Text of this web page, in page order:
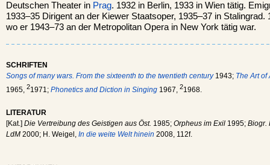
Deutschen Theater in Prag. 1932 in Berlin, 1933 in Wien tätig.
1933–35 Dirigent an der Kiewer Staatsoper, 1935–37 in
wo er 1943–73 an der Metropolitan Opera in New York tätig war.
SCHRIFTEN
Songs of many wars. From the sixteenth to the twentieth century1943; The Art
1965, 21971; Phonetics and Diction in Singing 1967, 21968.
LITERATUR
[Kat.] Die Vertreibung des Geistigen aus Öst. 1985; Orpheus im Exil 1995; Biogr.
LdM 2000; H. Weigel, In die weite Welt hinein 2008, 112f.